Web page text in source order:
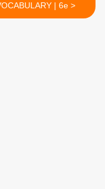
VOCABULARY | 6e >